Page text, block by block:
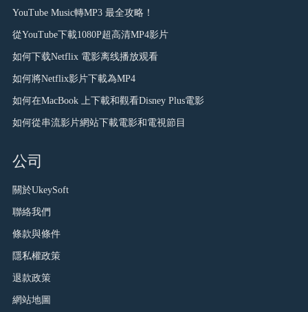
YouTube Music轉MP3 最全攻略！
從YouTube下載1080P超高清MP4影片
如何下载Netflix 電影离线播放观看
如何將Netflix影片下載為MP4
如何在MacBook 上下載和觀看Disney Plus電影
如何從串流影片網站下載電影和電視節目
公司
關於UkeySoft
聯絡我們
條款與條件
隱私權政策
退款政策
網站地圖